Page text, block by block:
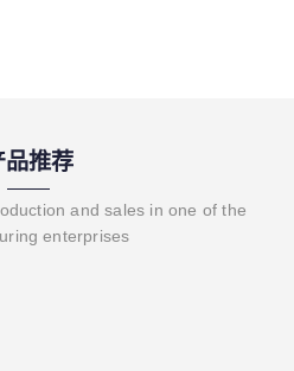
品推荐
and sales in one of the
enterprises